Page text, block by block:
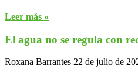
Leer más »
El agua no se regula con
Roxana Barrantes 22 de julio de